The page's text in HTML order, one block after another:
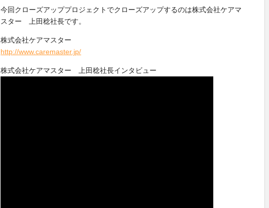
今回クローズアッププロジェクトでクローズアップするのは株式会社ケアマ
スター 上田稔社長です。
株式会社ケアマスター
http://www.caremaster.jp/
株式会社ケアマスター 上田稔社長インタビュー